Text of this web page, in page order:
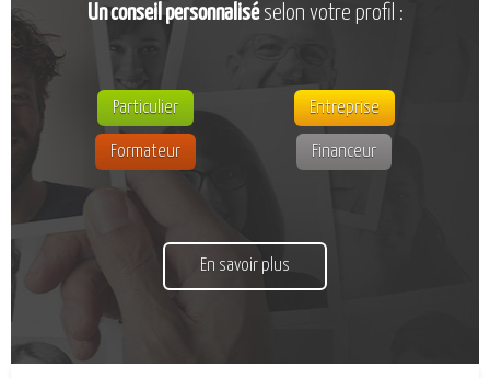
AGENDA
Un conseil personnaliséselon votre profil :
Particulier Entreprise
Formateur Financeur
En savoir plus